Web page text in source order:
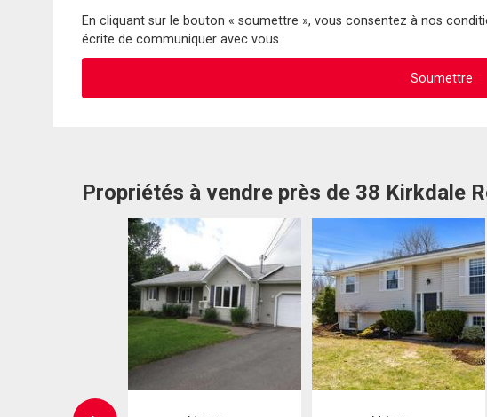
En cliquant sur le bouton « soumettre », vous consentez à nos
écrite de communiquer avec vous.
Propriétés à vendre près de 38 Kirkdale